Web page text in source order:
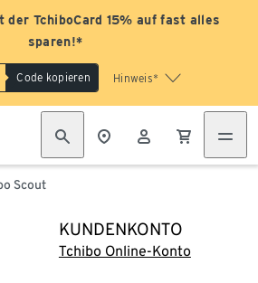
der TchiboCard 15% auf fast alles
sparen!*
Code kopieren Hinweis*
Scout
KUNDENKONTO
Tchibo Online-Konto